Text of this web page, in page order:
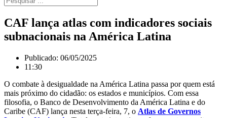
CAF lança atlas com indicadores sociais
subnacionais na América Latina
Publicado: 06/05/2025
11:30
O combate à desigualdade na América Latina passa por quem está
mais próximo do cidadão: os estados e municípios. Com essa
filosofia, o Banco de Desenvolvimento da América Latina e do
Caribe (CAF) lança nesta terça-feira, 7, o Atlas de Governos